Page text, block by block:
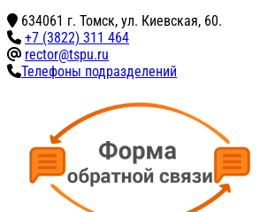
634061 г. Томск, ул. Киевская, 60.
+7 (3822) 311 464
rector@tspu.ru
Телефоны подразделений